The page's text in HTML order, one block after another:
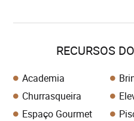
RECURSOS
Academia
Churrasqueira
Espaço Gourmet